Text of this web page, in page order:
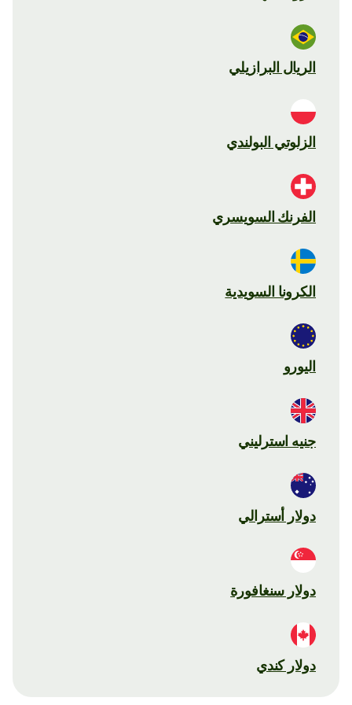
الريال البرازيلي
الزلوتي البولندي
الفرنك السويسري
الكرونا السويدية
اليورو
جنيه استرليني
دولار أسترالي
دولار سنغافورة
دولار كندي